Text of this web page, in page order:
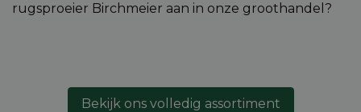
rugsproeier Birchmeier aan in onze groothandel?
Bekijk ons volledig assortiment